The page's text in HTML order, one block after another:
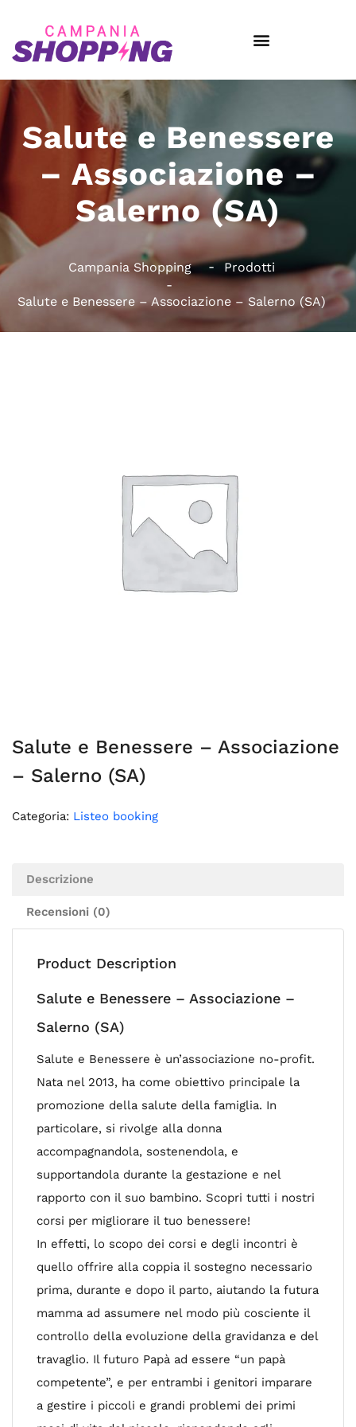
Salute e Benessere
– Associazione –
Salerno (SA)
Campania Shopping Prodotti
Salute e Benessere – Associazione – Salerno (SA)
Salute e Benessere – Associazione
– Salerno (SA)
Categoria: Listeo booking
Descrizione
Recensioni (0)
Product Description
Salute e Benessere – Associazione –
Salerno (SA)
Salute e Benessere è un’associazione no-profit.
Nata nel 2013, ha come obiettivo principale la
promozione della salute della famiglia. In
particolare, si rivolge alla donna
accompagnandola, sostenendola, e
supportandola durante la gestazione e nel
rapporto con il suo bambino. Scopri tutti i nostri
corsi per migliorare il tuo benessere!
In effetti, lo scopo dei corsi e degli incontri è
quello offrire alla coppia il sostegno necessario
prima, durante e dopo il parto, aiutando la futura
mamma ad assumere nel modo più cosciente il
controllo della evoluzione della gravidanza e del
travaglio. Il futuro Papà ad essere “un papà
competente”, e per entrambi i genitori imparare
a gestire i piccoli e grandi problemi dei primi